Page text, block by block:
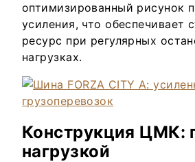
оптимизированный рисунок
усиления, что обеспечивает
ресурс при регулярных
нагрузках.
Конструкция ЦМК:
нагрузкой